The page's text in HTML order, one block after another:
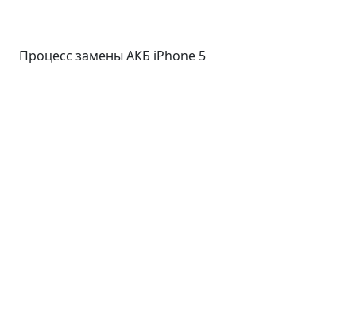
Процесс замены АКБ iPhone 5